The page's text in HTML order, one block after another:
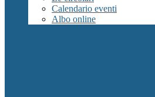
Calendario eventi
Albo online